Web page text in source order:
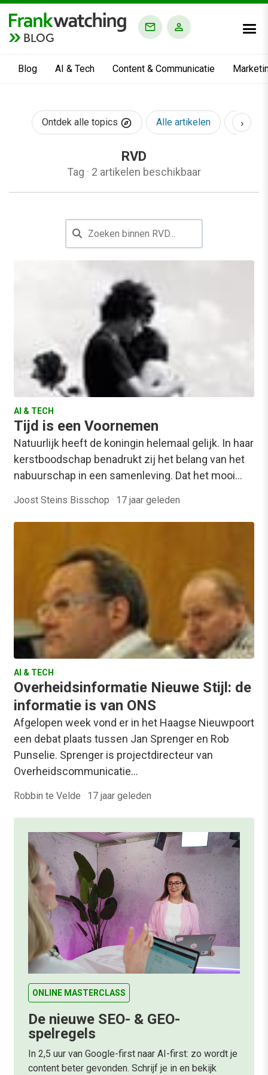
BLOG
Blog AI & Tech Content & Communicatie
Ontdek alle topics Alle artikelen AI &
›
RVD
Tag · 2 artikelen beschikbaar
AI & TECH
Tijd is een Voornemen
Natuurlijk heeft de koningin helemaal gelijk. In haar
kerstboodschap benadrukt zij het belang van het
nabuurschap in een samenleving. Dat het mooi…
Joost Steins Bisschop · 17 jaar geleden
AI & TECH
Overheidsinformatie Nieuwe Stijl: de
informatie is van ONS
Afgelopen week vond er in het Haagse Nieuwpoort
een debat plaats tussen Jan Sprenger en Rob
Punselie. Sprenger is projectdirecteur van
Overheidscommunicatie…
Robbin te Velde · 17 jaar geleden
ONLINE MASTERCLASS
De nieuwe SEO- & GEO-
spelregels
In 2,5 uur van Google-first naar AI-first: zo wordt je
content beter gevonden. Schrijf je in en bekijk